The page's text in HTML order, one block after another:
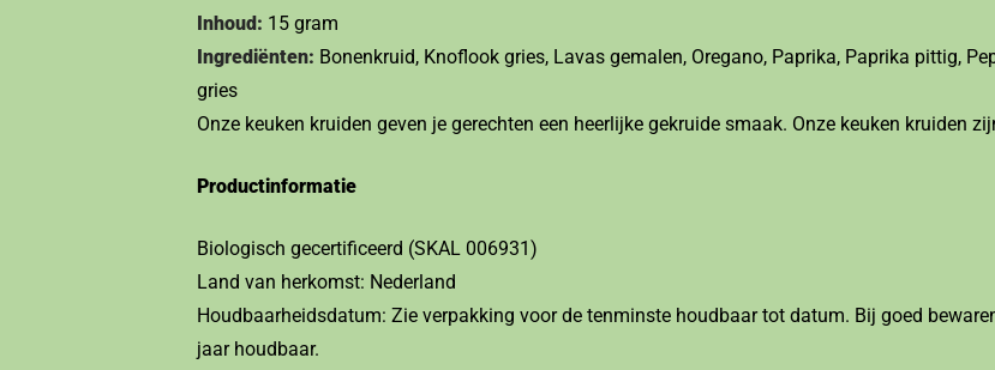
Inhoud: 15 gram
Ingrediënten: Bonenkruid, Knoflook gries, Lavas gemalen, Oregano, Paprika, Paprika pittig,
gries
Onze keuken kruiden geven je gerechten een heerlijke gekruide smaak. Onze keuken kruiden
Productinformatie
Biologisch gecertificeerd (SKAL 006931)
Land van herkomst: Nederland
Houdbaarheidsdatum: Zie verpakking voor de tenminste houdbaar tot datum. Bij goed
jaar houdbaar.